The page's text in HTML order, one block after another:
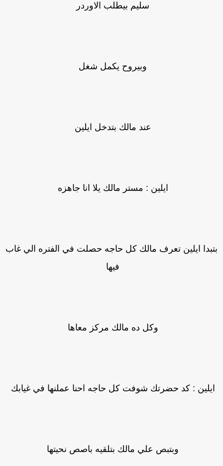
سليم بيطلب الاوردر
وبيروح يكمل شغل
عند مالك بتدخل ايلين
ايلين : مستر مالك يلا انا جاهزه
ايلين تعرف مالك كل حاجه حصلت في الفتره الي غاب
فيها
وكل ده مالك مركز معاها
: كد حضرتك شوفت كل حاجه احنا عملنها في غيابك
وبتبص علي مالك بتلقيه باصص نحيتها